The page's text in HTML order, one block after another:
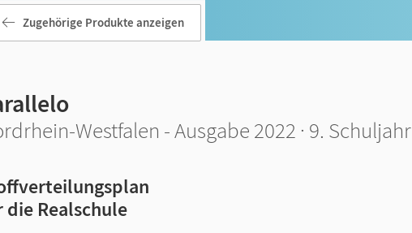
Zugehörige Produkte anzeigen
Westfalen - Ausgabe 2022 · 9. Schuljahr
die Realschule